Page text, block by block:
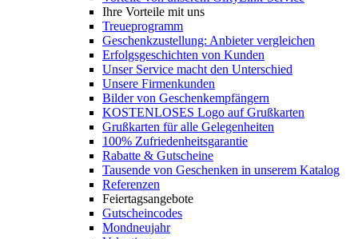
Ihre Vorteile mit uns
Treueprogramm
Geschenkzustellung: Anbieter vergleichen
Erfolgsgeschichten von Kunden
Unser Service macht den Unterschied
Unsere Firmenkunden
Bilder von Geschenkempfängern
KOSTENLOSES Logo auf Grußkarten
Grußkarten für alle Gelegenheiten
100% Zufriedenheitsgarantie
Rabatte & Gutscheine
Tausende von Geschenken in unserem Katalog
Referenzen
Feiertagsangebote
Gutscheincodes
Mondneujahr